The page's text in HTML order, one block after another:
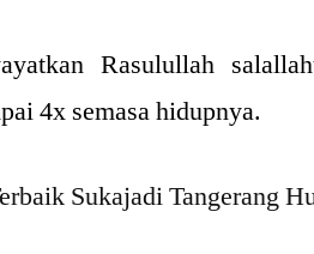
Rasulullah
4x semasa hidupnya.